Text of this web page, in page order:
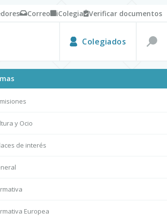
Correo iColegia Verificar documentos
Colegiados
y Ocio
de interés
Europea